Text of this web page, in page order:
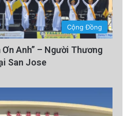
Cộng Đồng
Anh” – Người Thương
San Jose